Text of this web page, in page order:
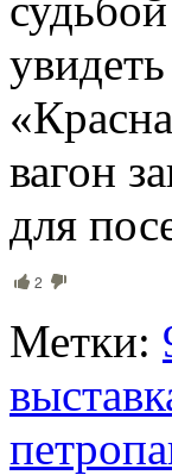
вагон
для
2
Метки: